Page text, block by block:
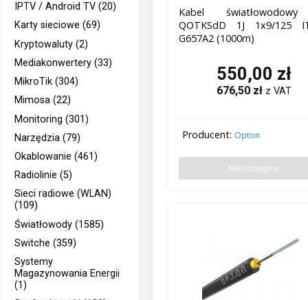
IPTV / Android TV (20)
Karty sieciowe (69)
Kryptowaluty (2)
Mediakonwertery (33)
MikroTik (304)
Mimosa (22)
Monitoring (301)
Narzędzia (79)
Okablowanie (461)
Radiolinie (5)
Sieci radiowe (WLAN)
(109)
Światłowody (1585)
Switche (359)
Systemy
Magazynowania Energii
(1)
Kabel
QOTKSdD 1J 1x9/125
G657A2 (1000m)
550,00 zł
676,50zł z VAT
Producent: Opton
Niedostępne